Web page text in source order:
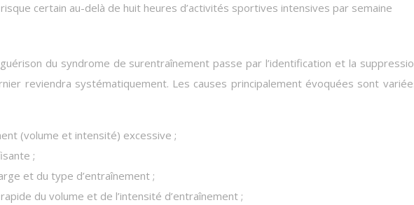
certain au-delà de huit heures d’activités sportives intensives par semaine
du syndrome de surentraînement passe par l’identification et la
reviendra systématiquement. Les causes principalement évoquées sont
(volume et intensité) excessive ;
;
et du type d’entraînement ;
du volume et de l’intensité d’entraînement ;